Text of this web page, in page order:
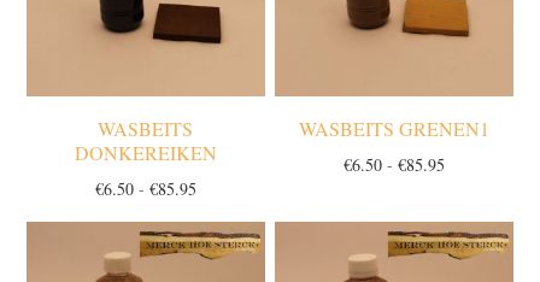
WASBEITS
DONKEREIKEN
€6.50 - €85.95Prijsklasse:
tot
WASBEITS GRENEN1
€6.50 - €85.95Prijsklasse:
tot
€85.95